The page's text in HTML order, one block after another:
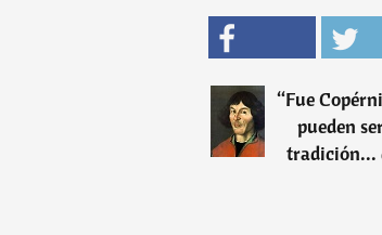
“Fue
pueden
tradición...